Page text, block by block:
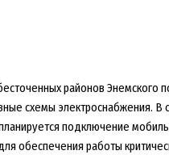
районов Энемского
схемы электроснабжения. В
подключение
обеспечения работы